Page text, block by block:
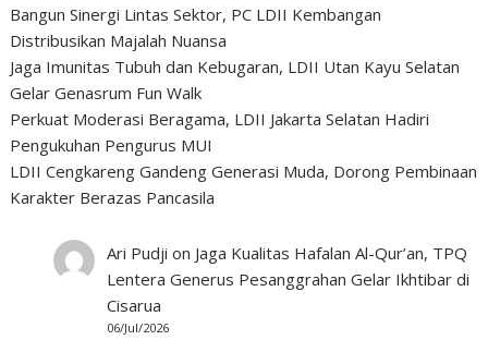
Bangun Sinergi Lintas Sektor, PC LDII Kembangan
Distribusikan Majalah Nuansa
Jaga Imunitas Tubuh dan Kebugaran, LDII Utan Kayu Selatan
Gelar Genasrum Fun Walk
Perkuat Moderasi Beragama, LDII Jakarta Selatan Hadiri
Pengukuhan Pengurus MUI
LDII Cengkareng Gandeng Generasi Muda, Dorong Pembinaan
Karakter Berazas Pancasila
Ari Pudji on Jaga Kualitas Hafalan Al-Qur’an, TPQ
Lentera Generus Pesanggrahan Gelar Ikhtibar di
Cisarua
06/Jul/2026